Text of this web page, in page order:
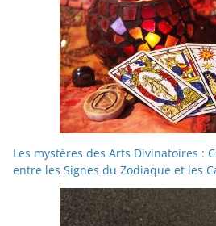
Les mystères des Arts Divinatoires :
entre les Signes du Zodiaque et les